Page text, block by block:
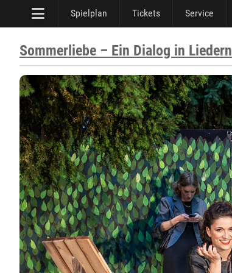
Spielplan Tickets Service
Sommerliebe – Ein Dialog in Liedern